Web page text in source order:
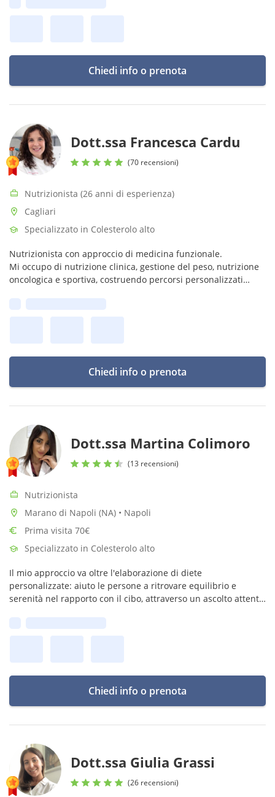
Chiedi info o prenota
Dott.ssa Francesca Cardu
(70 recensioni)
Nutrizionista (26 anni di esperienza)
Cagliari
Specializzato in Colesterolo alto
Nutrizionista con approccio di medicina funzionale.
Mi occupo di nutrizione clinica, gestione del peso, nutrizione
oncologica e sportiva, costruendo percorsi personalizzati
Chiedi info o prenota
Dott.ssa Martina Colimoro
(13 recensioni)
Nutrizionista
Marano di Napoli (NA) • Napoli
Prima visita 70€
Specializzato in Colesterolo alto
Il mio approccio va oltre l'elaborazione di diete
personalizzate: aiuto le persone a ritrovare equilibrio e
serenità nel rapporto con il cibo, attraverso un ascolto attento
Chiedi info o prenota
Dott.ssa Giulia Grassi
(26 recensioni)